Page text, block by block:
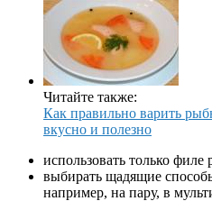
Читайте также:
Как правильно варить
вкусно и полезно
использовать только филе
выбирать щадящие
например, на пару, в